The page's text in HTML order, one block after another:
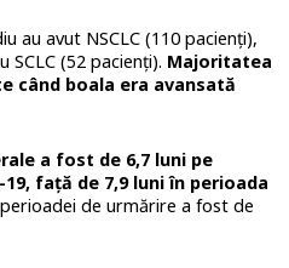
au avut NSCLC (110 pacienți),
(52 pacienți). Majoritatea
când boala era avansată
a fost de 6,7 luni pe
față de 7,9 luni în perioada
de urmărire a fost de